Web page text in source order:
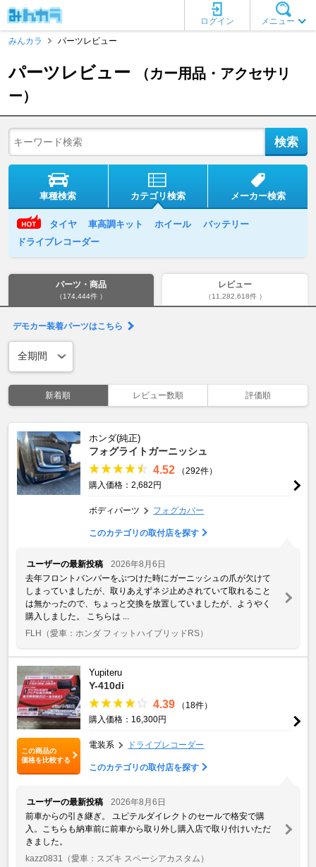
メニュー
ログイン
みんカラ
パーツレビュー
パーツレビュー
（カー用品・アクセサリ
ー）
車種検索 カテゴリ検索 メーカー検索
タイヤ 車高調キット ホイール
バッテリー
ドライブレコーダー
パーツ・商品
（174,444件 ）
レビュー
（11,282,618件 ）
デモカー装着パーツはこちら
新着順 レビュー数順 評価順
ホンダ(純正)
フォグライトガーニッシュ
4.52
（292件）
購入価格：2,682円
ボディパーツ フォグカバー
このカテゴリの取付店を探す
ユーザーの最新投稿
2026年8月6日
去年フロントバンパーをぶつけた時にガーニッシュの爪が欠けて
しまっていましたが、取りあえずネジ止めされていて取れること
は無かったので、ちょっと交換を放置していましたが、ようやく
購入しました。 こちらは ...
FLH （愛車：ホンダ フィットハイブリッドRS）
この商品の
価格を比較する
Yupiteru
Y-410di
4.39
（18件）
購入価格：16,300円
電装系 ドライブレコーダー
このカテゴリの取付店を探す
ユーザーの最新投稿
2026年8月6日
前車からの引き継ぎ。 ユピテルダイレクトのセールで格安で購
入。こちらも納車前に前車から取り外し購入店で取り付けいただ
きました。
kazz0831
（愛車：スズキ スペーシアカスタム）